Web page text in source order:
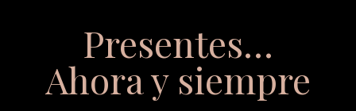
Presentes…
Ahora y siempre